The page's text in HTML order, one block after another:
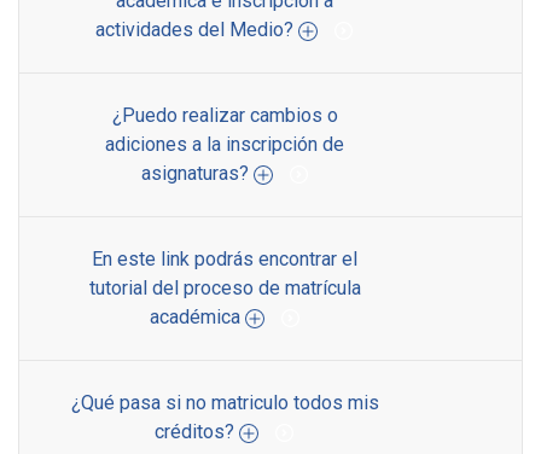
actividades del Medio?
¿Puedo realizar cambios o
adiciones a la inscripción de
asignaturas?
En este link podrás encontrar el
tutorial del proceso de matrícula
académica
¿Qué pasa si no matriculo todos mis
créditos?